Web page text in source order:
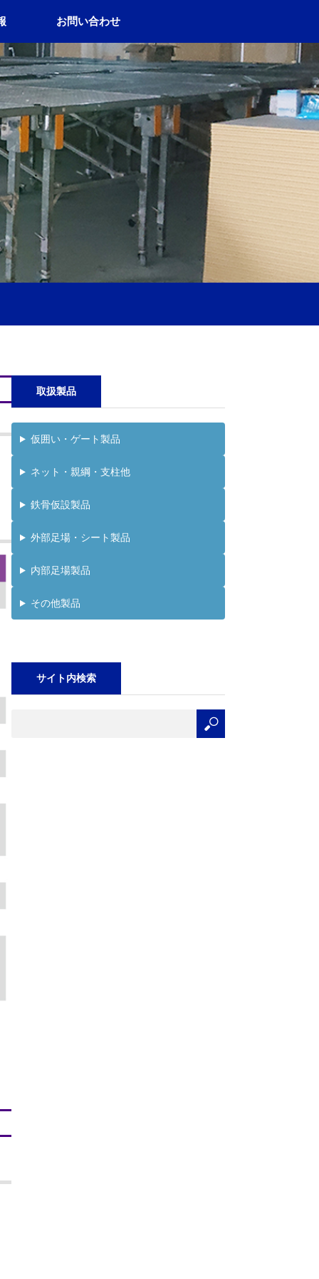
お問い合わせ
取扱製品
仮囲い・ゲート製品
ネット・親綱・支柱他
鉄骨仮設製品
外部足場・シート製品
内部足場製品
その他製品
サイト内検索